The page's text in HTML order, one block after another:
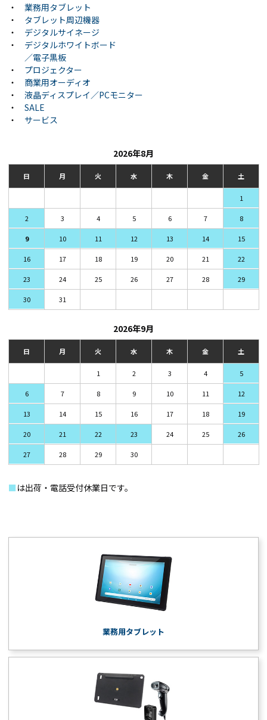
・
業務用タブレット
・
タブレット周辺機器
・
デジタルサイネージ
・
デジタルホワイトボード
／電子黒板
・
プロジェクター
・
商業用オーディオ
・
液晶ディスプレイ／PCモニター
・
SALE
・
サービス
2026年8月
日 月 火 水 木 金 土
1
2 3 4 5 6 7 8
9 10 11 12 13 14 15
16 17 18 19 20 21 22
23 24 25 26 27 28 29
30 31
2026年9月
日 月 火 水 木 金 土
1 2 3 4 5
6 7 8 9 10 11 12
13 14 15 16 17 18 19
20 21 22 23 24 25 26
27 28 29 30
■ は出荷・電話受付休業日です。
業務用タブレット